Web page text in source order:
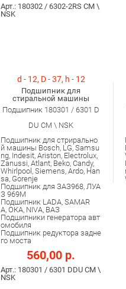
Арт.: 180302 / 6302-2RS CM \
NSK
d - 12, D - 37, h - 12
Подшипник для
стиральной машины
Подшипник 180301 / 6301 D
DU CM \ NSK
Подшипник для стрирально
й машины Bosch, LG, Samsu
ng, Indesit, Ariston, Electrolux,
Zanussi, Atlant, Beko, Candy,
Whirlpool, Siemens, Ardo, Han
sa, Gorenje
Подшипник для ЗАЗ968, ЛУА
З 969М
Подшипник LADA, SAMAR
A, ОКА, NIVA, ВАЗ
Подшипники генератора авт
омобиля
Подшипник редуктора задне
го моста
560,00 р.
Арт.: 180301 / 6301 DDU CM \
NSK